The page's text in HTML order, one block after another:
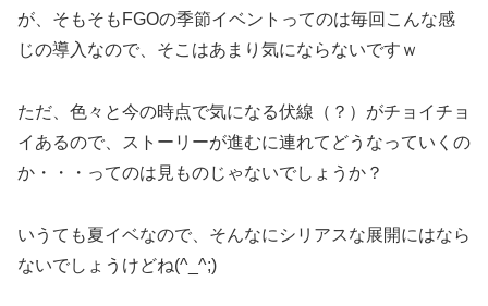
が、そもそもFGOの季節イベントってのは毎回こんな感
じの導入なので、そこはあまり気にならないですｗ
ただ、色々と今の時点で気になる伏線（？）がチョイチョ
イあるので、ストーリーが進むに連れてどうなっていくの
か・・・ってのは見ものじゃないでしょうか？
いうても夏イベなので、そんなにシリアスな展開にはなら
ないでしょうけどね(^_^;)